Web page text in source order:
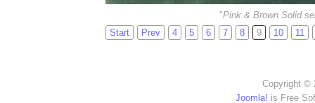
"Pink & Brown Solid
Start
Prev 4 5 6 7 8 9 10 11
Copyright ©
Joomla! is Free